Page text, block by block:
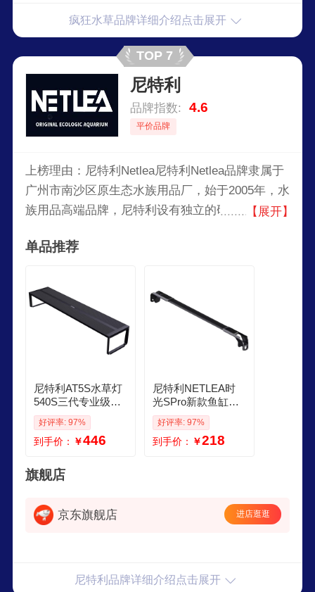
业发展，抓住行业发展机遇，整合业内资源，提供
高端自然水景行业建设、专业造景师人才培训及水
草养护技术和造景等服务，被业界冠以“最有含金
疯狂水草品牌详细介绍点击展开
TOP 7
尼特利
品牌指数: 4.6
平价品牌
上榜理由：尼特利Netlea尼特利Netlea品牌隶属于
广州市南沙区原生态水族用品厂，始于2005年，水
族用品高端品牌，尼特利设有独立的研发中心，拥
术合作，研究并指导工作。
【展开】
单品推荐
尼特利AT5S水草灯
540S三代专业级全
光谱led伸缩鱼缸灯
专用植物补光灯
好评率: 97%
到手价： ￥446
尼特利NETLEA时
光SPro新款鱼缸增
艳灯全光谱水草灯
手机APP智控 时光
SPro 80 升级版显色
好评率: 97%
到手价： ￥218
旗舰店
京东旗舰店 进店逛逛
尼特利品牌详细介绍点击展开